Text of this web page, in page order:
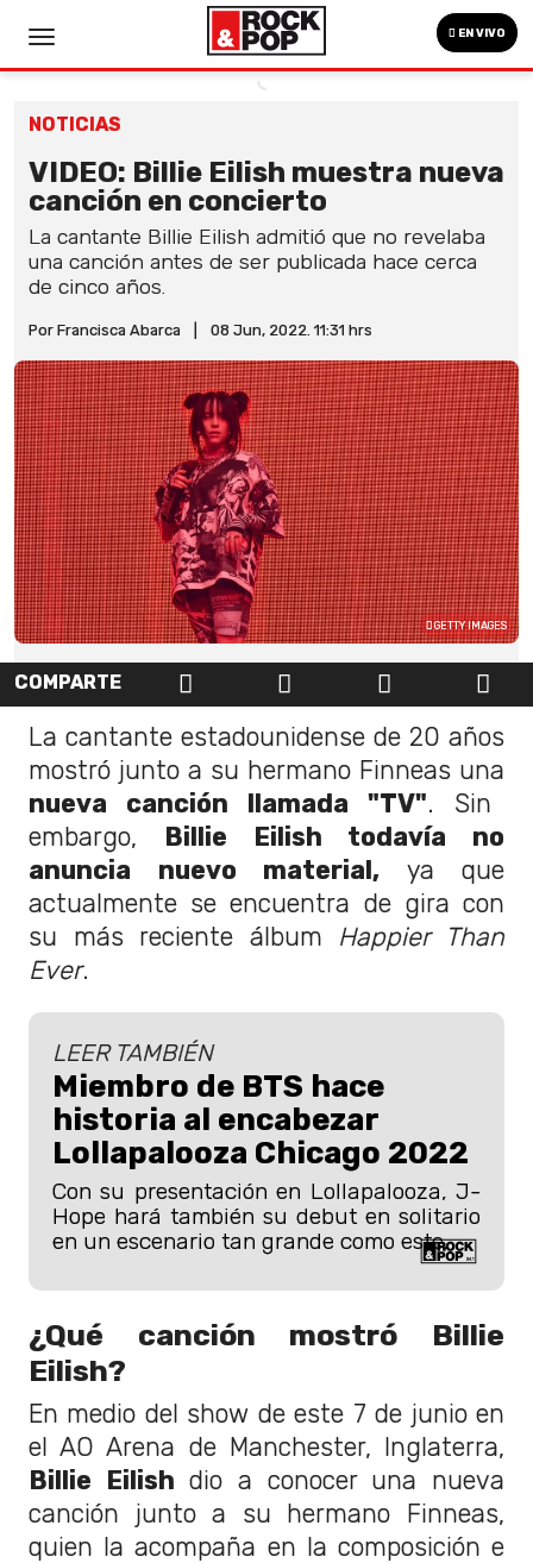
EN VIVO
NOTICIAS
VIDEO: Billie Eilish muestra nueva
canción en concierto
La cantante Billie Eilish admitió que no revelaba
una canción antes de ser publicada hace cerca
de cinco años.
Por Francisca Abarca 08 Jun, 2022. 11:31 hrs
GETTY IMAGES
COMPARTE
La cantante estadounidense de 20 años
mostró junto a su hermano Finneas una
nueva canción llamada "TV". Sin
embargo, Billie Eilish todavía no
anuncia nuevo material, ya que
actualmente se encuentra de gira con
su más reciente álbum Happier Than
Ever.
LEER TAMBIÉN
Miembro de BTS hace
historia al encabezar
Lollapalooza Chicago 2022
Con su presentación en Lollapalooza, J-
Hope hará también su debut en solitario
en un escenario tan grande como este.
¿Qué canción mostró Billie
Eilish?
En medio del show de este 7 de junio en
el AO Arena de Manchester, Inglaterra,
Billie Eilish dio a conocer una nueva
canción junto a su hermano Finneas,
quien la acompaña en la composición e